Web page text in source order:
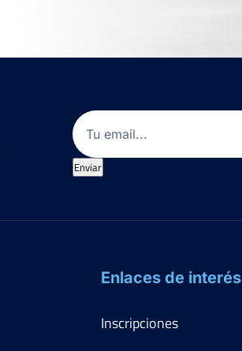
Email
Enviar
Enlaces de interés
Inscripciones